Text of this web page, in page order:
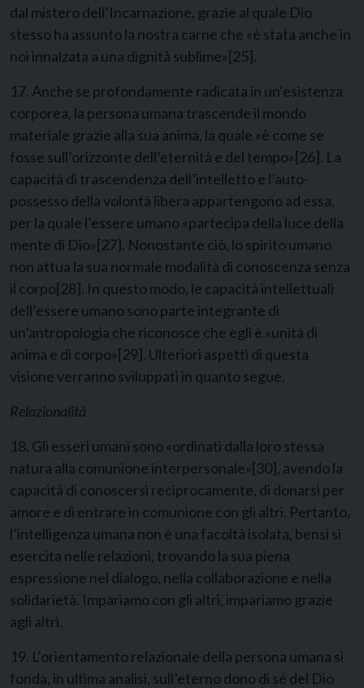
dal mistero dell’Incarnazione, grazie al quale Dio
stesso ha assunto la nostra carne che «è stata anche in
noi innalzata a una dignità sublime»[25].
17. Anche se profondamente radicata in un’esistenza
corporea, la persona umana trascende il mondo
materiale grazie alla sua anima, la quale «è come se
fosse sull’orizzonte dell’eternità e del tempo»[26]. La
capacità di trascendenza dell’intelletto e l’auto-
possesso della volontà libera appartengono ad essa,
per la quale l’essere umano «partecipa della luce della
mente di Dio»[27]. Nonostante ciò, lo spirito umano
non attua la sua normale modalità di conoscenza senza
il corpo[28]. In questo modo, le capacità intellettuali
dell’essere umano sono parte integrante di
un’antropologia che riconosce che egli è «unità di
anima e di corpo»[29]. Ulteriori aspetti di questa
visione verranno sviluppati in quanto segue.
Relazionalità
18. Gli esseri umani sono «ordinati dalla loro stessa
natura alla comunione interpersonale»[30], avendo la
capacità di conoscersi reciprocamente, di donarsi per
amore e di entrare in comunione con gli altri. Pertanto,
l’intelligenza umana non è una facoltà isolata, bensì si
esercita nelle relazioni, trovando la sua piena
espressione nel dialogo, nella collaborazione e nella
solidarietà. Impariamo con gli altri, impariamo grazie
agli altri.
19. L’orientamento relazionale della persona umana si
fonda, in ultima analisi, sull’eterno dono di sé del Dio